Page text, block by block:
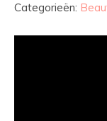
Categorieën: